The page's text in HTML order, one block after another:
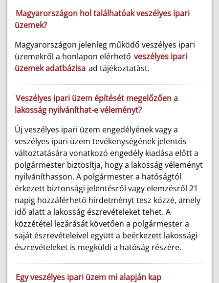
Magyarországon hol találhatóak veszélyes ipari
üzemek?
Magyarországon jelenleg működő veszélyes ipari
üzemekről a honlapon elérhető veszélyes ipari
üzemek adatbázisa ad tájékoztatást.
Veszélyes ipari üzem építését megelőzően a
lakosság nyilváníthat-e véleményt?
Új veszélyes ipari üzem engedélyének vagy a
veszélyes ipari üzem tevékenységének jelentős
változtatására vonatkozó engedély kiadása előtt a
polgármester biztosítja, hogy a lakosság véleményt
nyilváníthasson. A polgármester a hatóságtól
érkezett biztonsági jelentésről vagy elemzésről 21
napig hozzáférhető hirdetményt tesz közzé, amely
idő alatt a lakosság észrevételeket tehet. A
közzététel lezárását követően a polgármester a
saját észrevételeivel együtt a beérkezett lakossági
észrevételeket is megküldi a hatóság részére.
Egy veszélyes ipari üzem mi alapján kap